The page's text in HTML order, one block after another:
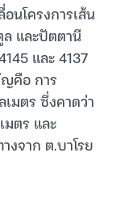
นโครงการเส้น
ล และปัตตานี
และ 4137
ญคือ การ
มตร ซึ่งคาดว่า
มตร และ
งจาก ต.บาโรย